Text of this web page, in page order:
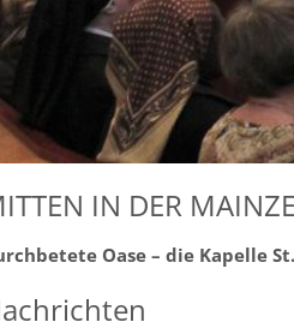
IN DER
Oase – die Kapelle